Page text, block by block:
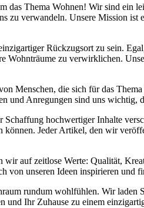
Thema Wohnen! Wir sind ein
zu verwandeln. Unsere Mission
Rückzugsort zu sein.
Wohnträume zu verwirklichen.
Menschen, die sich für das
und Anregungen sind uns
hochwertiger Inhalte
Jeder Artikel, den wir
auf zeitlose Werte: Qualität,
von unseren Ideen inspirieren und
rundum wohlfühlen. Wir
und Ihr Zuhause zu einem